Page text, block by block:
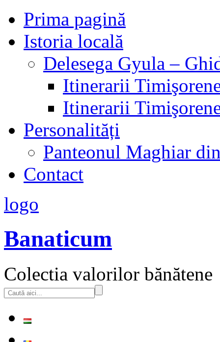
Prima pagină
Istoria locală
Delesega Gyula –
Itinerarii
Itinerarii
Personalități
Panteonul Maghiar
Contact
logo
Banaticum
Colectia valorilor bănătene